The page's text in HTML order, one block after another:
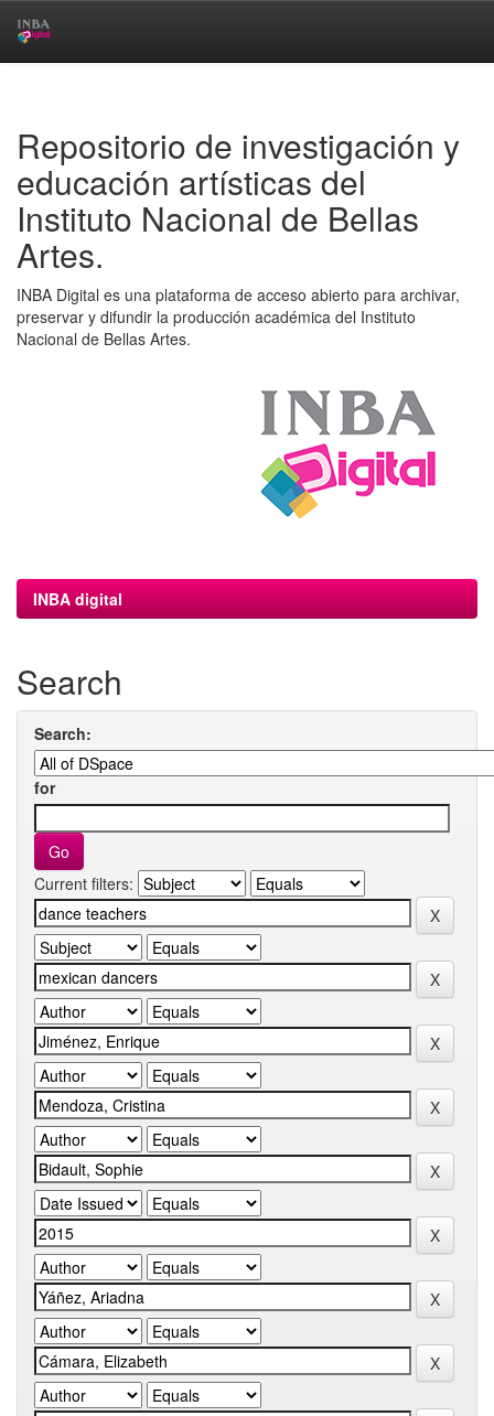
Repositorio de investigación y
educación artísticas del
Instituto Nacional de Bellas
Artes.
INBA Digital es una plataforma de acceso abierto para archivar,
preservar y difundir la producción académica del Instituto
Nacional de Bellas Artes.
INBA digital
Search
Search:
for
Current filters: